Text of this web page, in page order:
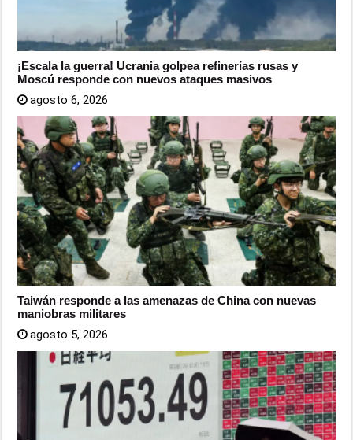
¡Escala la guerra! Ucrania golpea refinerías rusas y
Moscú responde con nuevos ataques masivos
agosto 6, 2026
Taiwán responde a las amenazas de China con nuevas
maniobras militares
agosto 5, 2026